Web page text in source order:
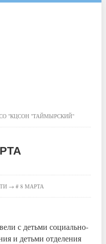
"КЦСОН "ТАЙМЫРСКИЙ"
→ # 8 МАРТА
с детьми социально-
и детьми отделения